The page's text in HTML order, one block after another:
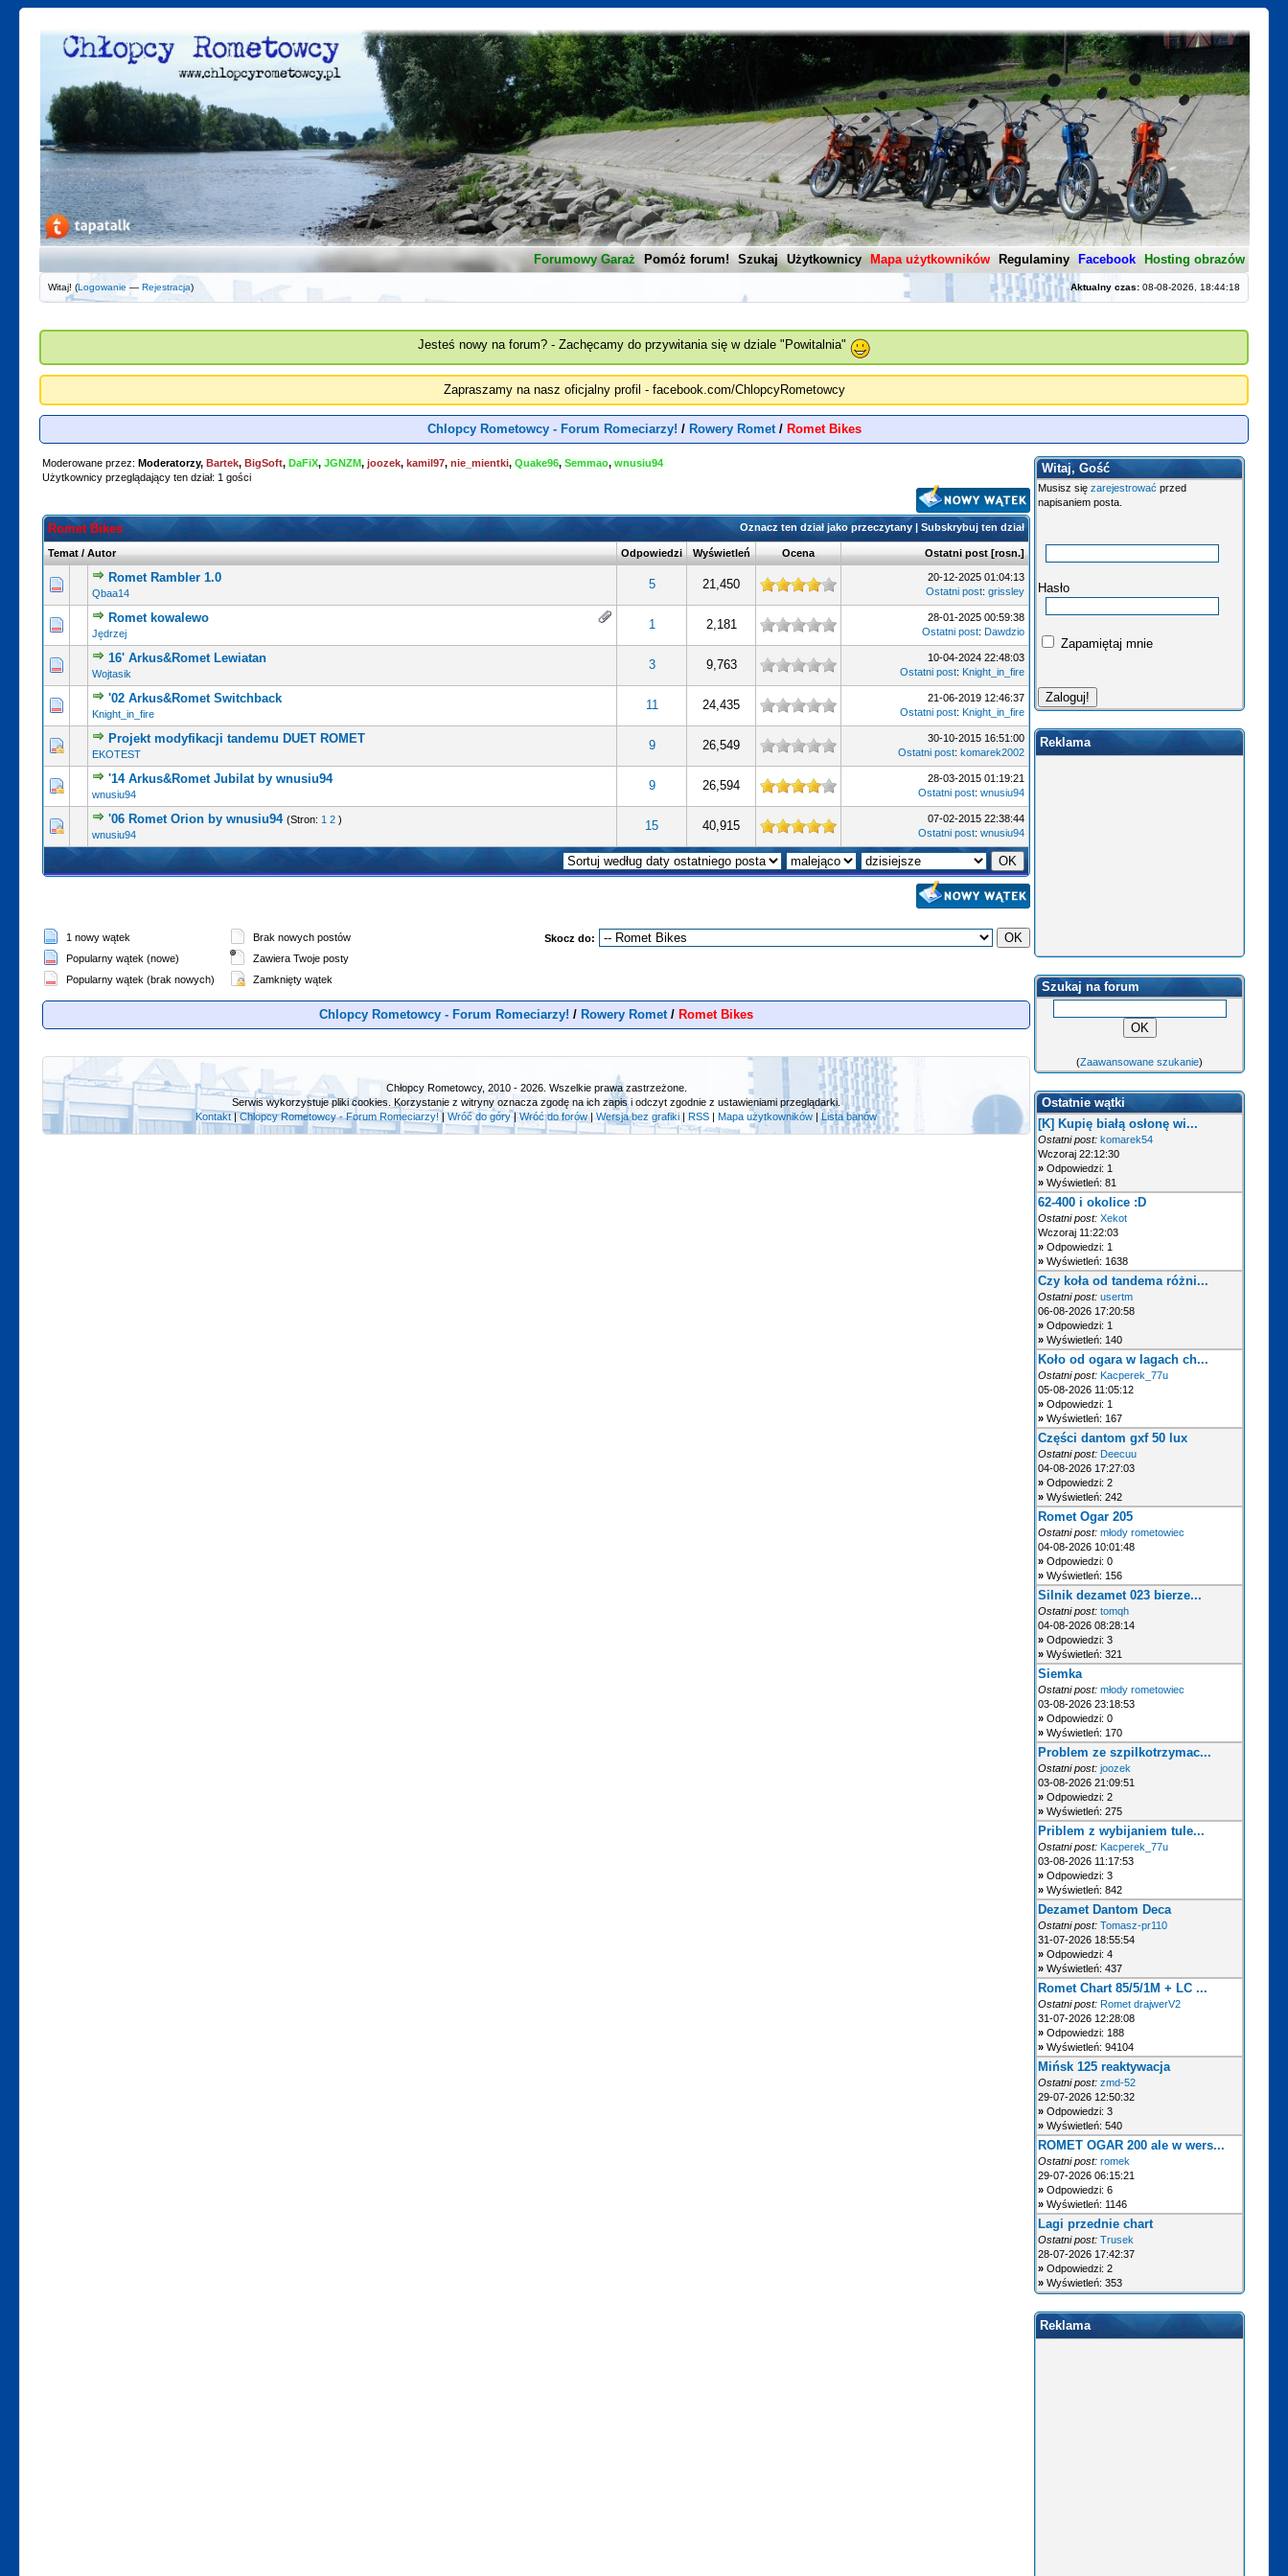
Forumowy Garaż Pomóż forum! Szukaj Użytkownicy Mapa użytkowników Regulaminy Facebook Hosting obrazów
Aktualny czas:08-08-2026, 18:44:18
Witaj! (Logowanie —Rejestracja)
Jesteś nowy na forum? - Zachęcamy do przywitania się w dziale "Powitalnia"
Zapraszamy na nasz oficjalny profil - facebook.com/ChlopcyRometowcy
Chlopcy Rometowcy - Forum Romeciarzy! / Rowery Romet / Romet Bikes
Moderowane przez: Moderatorzy, Bartek, BigSoft, DaFiX,JGNZM,joozek, kamil97,nie_mientki,Quake96,Semmao,wnusiu94
Użytkownicy przeglądający ten dział: 1 gości
Oznacz ten dział jako przeczytany|Subskrybuj ten dział
Romet Bikes
Temat/Autor Odpowiedzi Wyświetleń Ocena Ostatni post [rosn.]
Romet Rambler 1.0
Qbaa14
5 21,450
3 głosów - średnia ocena: 3.67 na 5 gwiazdek
20-12-2025 01:04:13
Ostatni post:grissley
Romet kowalewo
Jędrzej
1 2,181
0 głosów - średnia ocena: 0 na 5 gwiazdek
28-01-2025 00:59:38
Ostatni post: Dawdzio
16' Arkus&Romet Lewiatan
Wojtasik
3 9,763
0 głosów - średnia ocena: 0 na 5 gwiazdek
10-04-2024 22:48:03
Ostatni post: Knight_in_fire
'02 Arkus&Romet Switchback
Knight_in_fire
11 24,435
0 głosów - średnia ocena: 0 na 5 gwiazdek
21-06-2019 12:46:37
Ostatni post: Knight_in_fire
Projekt modyfikacji tandemu DUET ROMET
EKOTEST
9 26,549
0 głosów - średnia ocena: 0 na 5 gwiazdek
1234 5
30-10-2015 16:51:00
Ostatni post: komarek2002
'14 Arkus&Romet Jubilat by wnusiu94
wnusiu94
9 26,594
3 głosów - średnia ocena: 3.67 na 5 gwiazdek
12345
28-03-2015 01:19:21
Ostatni post:wnusiu94
'06 Romet Orion by wnusiu94 (Stron:1 2 )
wnusiu94
15 40,915
2 głosów - średnia ocena: 5 na 5 gwiazdek
12345
07-02-2015 22:38:44
Ostatni post:wnusiu94
1 nowy wątek
Popularny wątek (nowe)
Popularny wątek (brak nowych)
Brak nowych postów
Zawiera Twoje posty
Zamknięty wątek
Skocz do:
Chlopcy Rometowcy - Forum Romeciarzy! / Rowery Romet / Romet Bikes
Chłopcy Rometowcy, 2010 - 2026. Wszelkie prawa zastrzeżone.
Serwis wykorzystuje pliki cookies. Korzystanie z witryny oznacza zgodę na ich zapis i odczyt zgodnie z ustawieniami przeglądarki.
Kontakt|Chlopcy Rometowcy - Forum Romeciarzy! |Wróć do góry|Wróć do forów|Wersja bez grafiki RSS Mapa użytkowników |Lista banów
Witaj, Gość
Musisz sięzarejestrować przed
napisaniem posta.
Hasło
Zapamiętaj mnie
Reklama
Szukaj na forum
(Zaawansowane szukanie)
Ostatnie wątki
[K] Kupię białą osłonę wi...
Ostatni post: komarek54
Wczoraj 22:12:30
»Odpowiedzi: 1
»Wyświetleń: 81
62-400 i okolice :D
Ostatni post: Xekot
Wczoraj 11:22:03
»Odpowiedzi: 1
»Wyświetleń: 1638
Czy koła od tandema różni...
Ostatni post: usertm
06-08-2026 17:20:58
»Odpowiedzi: 1
»Wyświetleń: 140
Koło od ogara w lagach ch...
Ostatni post: Kacperek_77u
05-08-2026 11:05:12
»Odpowiedzi: 1
»Wyświetleń: 167
Części dantom gxf 50 lux
Ostatni post: Deecuu
04-08-2026 17:27:03
»Odpowiedzi: 2
»Wyświetleń: 242
Romet Ogar 205
Ostatni post: młody rometowiec
04-08-2026 10:01:48
»Odpowiedzi: 0
»Wyświetleń: 156
Silnik dezamet 023 bierze...
Ostatni post: tomqh
04-08-2026 08:28:14
»Odpowiedzi: 3
»Wyświetleń: 321
Siemka
Ostatni post: młody rometowiec
03-08-2026 23:18:53
»Odpowiedzi: 0
»Wyświetleń: 170
Problem ze szpilkotrzymac...
Ostatni post: joozek
03-08-2026 21:09:51
»Odpowiedzi: 2
»Wyświetleń: 275
Priblem z wybijaniem tule...
Ostatni post: Kacperek_77u
03-08-2026 11:17:53
»Odpowiedzi: 3
»Wyświetleń: 842
Dezamet Dantom Deca
Ostatni post: Tomasz-pr110
31-07-2026 18:55:54
»Odpowiedzi: 4
»Wyświetleń: 437
Romet Chart 85/5/1M + LC ...
Ostatni post: Romet drajwerV2
31-07-2026 12:28:08
»Odpowiedzi: 188
»Wyświetleń: 94104
Mińsk 125 reaktywacja
Ostatni post: zmd-52
29-07-2026 12:50:32
»Odpowiedzi: 3
»Wyświetleń: 540
ROMET OGAR 200 ale w wers...
Ostatni post: romek
29-07-2026 06:15:21
»Odpowiedzi: 6
»Wyświetleń: 1146
Lagi przednie chart
Ostatni post: Trusek
28-07-2026 17:42:37
»Odpowiedzi: 2
»Wyświetleń: 353
Reklama